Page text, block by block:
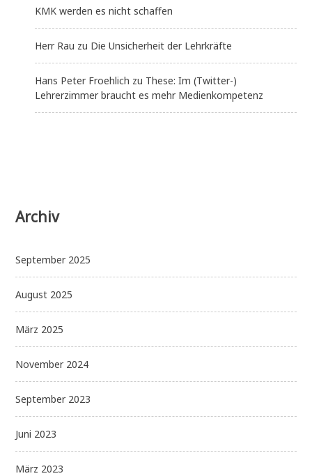
KMK werden es nicht schaffen
Herr Rau zu Die Unsicherheit der Lehrkräfte
Hans Peter Froehlich zu These: Im (Twitter-)
Lehrerzimmer braucht es mehr Medienkompetenz
Archiv
September 2025
August 2025
März 2025
November 2024
September 2023
Juni 2023
März 2023